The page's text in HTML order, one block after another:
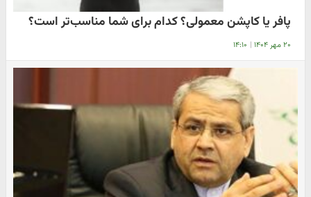
پافر یا کاپشن معمولی؟ کدام برای شما مناسب‌تر است؟
۲۰ مهر ۱۴۰۴ | ۱۴:۱۰